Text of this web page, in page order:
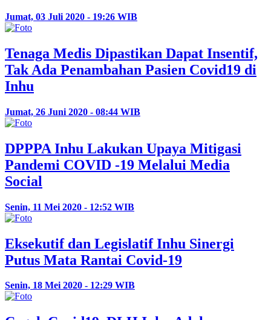
Jumat, 03 Juli 2020 - 19:26 WIB
Tenaga Medis Dipastikan Dapat Insentif,
Tak Ada Penambahan Pasien Covid19 di
Inhu
Jumat, 26 Juni 2020 - 08:44 WIB
DPPPA Inhu Lakukan Upaya Mitigasi
Pandemi COVID -19 Melalui Media
Social
Senin, 11 Mei 2020 - 12:52 WIB
Eksekutif dan Legislatif Inhu Sinergi
Putus Mata Rantai Covid-19
Senin, 18 Mei 2020 - 12:29 WIB